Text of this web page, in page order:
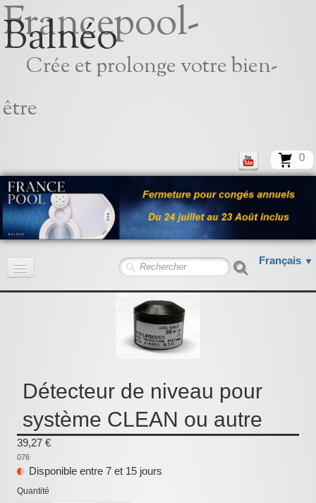
Francepool-
Balnéo
Crée et prolonge votre bien-
être
0
Français ▼
Accueil
Pour le bain
Prestations Atelier
Les bonnes affaires
Détecteur de niveau pour
système CLEAN ou autre
39,27 €
076
Disponible entre 7 et 15 jours
Quantité